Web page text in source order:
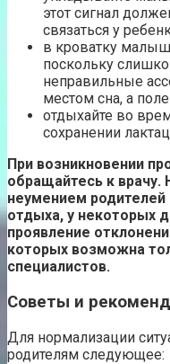
этот сигнал
связаться у
в кроватку
поскольку
неправильные
местом сна, а
отдыхайте во
сохранении
При возникновении
обращайтесь к врачу.
неумением
отдыха, у некоторых
проявление
которых возможна
специалистов.
Советы и
Для нормализации
родителям следующее: